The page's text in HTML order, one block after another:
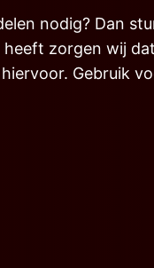
nodig? Dan
zorgen wij
Gebruik